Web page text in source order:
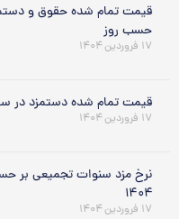
حسب روز
۱۷ فروردین ۱۴۰۴
قیمت تمام شده دستمزد در سال ۱۴۰۴ بر حسب
۱۷ فروردین ۱۴۰۴
نرخ مزد سنوات تجمیعی بر
۱۴۰۴
۱۷ فروردین ۱۴۰۴